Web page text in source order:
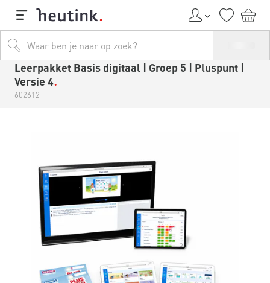
Leerpakket Basis digitaal | Groep 5 | Pluspunt |
Versie 4
602612